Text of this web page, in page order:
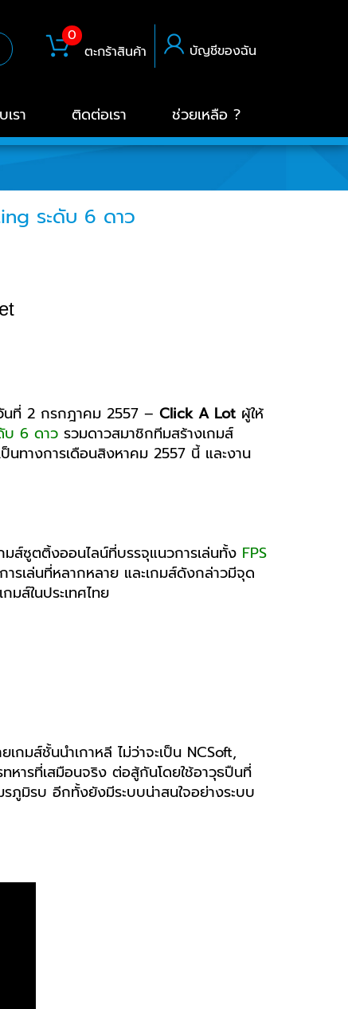
0
ตะกร้าสินค้า
บัญชีของฉัน
รา ติดต่อเรา ช่วยเหลือ ?
ระดับ 6 ดาว
นที่ 2 กรกฎาคม 2557 – Click A Lot ผู้ให้
บ 6 ดาว รวมดาวสมาชิกทีมสร้างเกมส์
นทางการเดือนสิงหาคม 2557 นี้ และงาน
มส์ซูตติ้งออนไลน์ที่บรรจุแนวการเล่นทั้ง FPS
ารเล่นที่หลากหลาย และเกมส์ดังกล่าวมีจุด
ส์ในประเทศไทย
มส์ชั้นนำเกาหลี ไม่ว่าจะเป็น NCSoft,
ารที่เสมือนจริง ต่อสู้กันโดยใช้อาวุธปืนที่
ภูมิรบ อีกทั้งยังมีระบบน่าสนใจอย่างระบบ